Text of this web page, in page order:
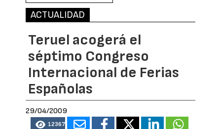
ACTUALIDAD
Teruel acogerá el
séptimo Congreso
Internacional de Ferias
Españolas
29/04/2009
12367